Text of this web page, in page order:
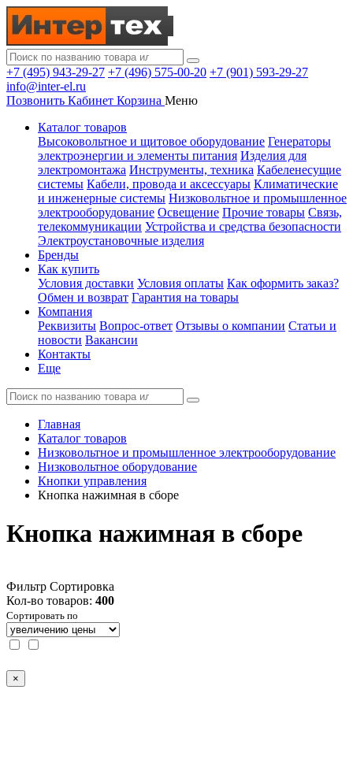
+7 (495) 943-29-27 +7 (496) 575-00-20 +7 (901) 593-29-27
info@inter-el.ru
Позвонить Кабинет Корзина Меню
Каталог товаров
Высоковольтное и щитовое оборудование Генераторы
электроэнергии и элементы питания Изделия для
электромонтажа Инструменты, техника Кабеленесущие
системы Кабели, провода и аксессуары Климатические
и инженерные системы Низковольтное и промышленное
электрооборудование Освещение Прочие товары Связь,
телекоммуникации Устройства и средства безопасности
Электроустановочные изделия
Бренды
Как купить
Условия доставки Условия оплаты Как оформить заказ?
Обмен и возврат Гарантия на товары
Компания
Реквизиты Вопрос-ответ Отзывы о компании Статьи и
новости Вакансии
Контакты
Еще
Главная
Каталог товаров
Низковольтное и промышленное электрооборудование
Низковольтное оборудование
Кнопки управления
Кнопка нажимная в сборе
Кнопка нажимная в сборе
Фильтр Сортировка
Кол-во товаров: 400
Сортировать по
×